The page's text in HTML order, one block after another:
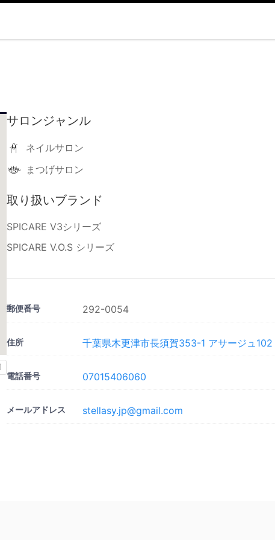
サロンジャンル
ネイルサロン
まつげサロン
取り扱いブランド
SPICARE V3シリーズ
SPICARE V.O.S シリーズ
郵便番号 292-0054
住所 千葉県木更津市長須賀353-1 アサージュ102
電話番号 07015406060
メールアドレス stellasy.jp@gmail.com